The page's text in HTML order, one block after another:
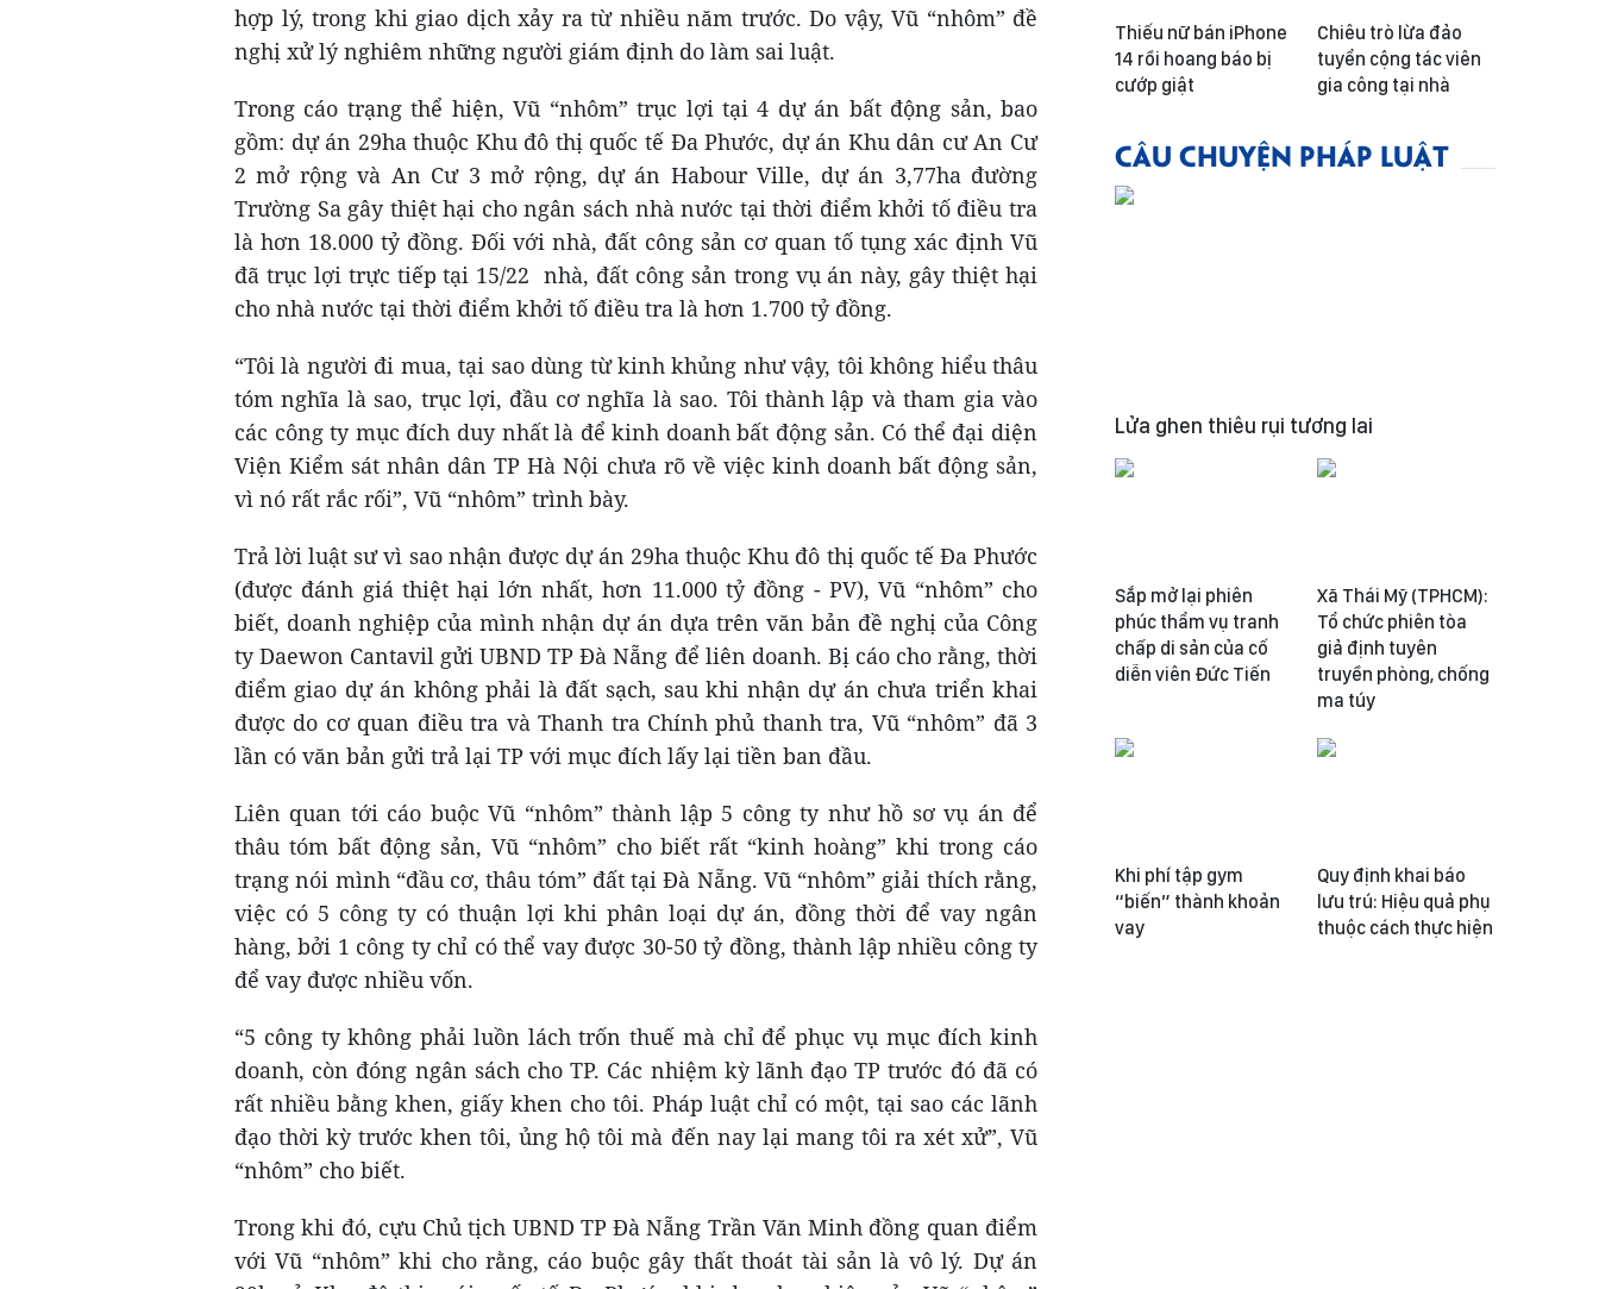
hợp lý, trong khi giao dịch xảy ra từ nhiều năm trước. Do vậy, Vũ “nhôm” đề
nghị xử lý nghiêm những người giám định do làm sai luật.
Trong cáo trạng thể hiện, Vũ “nhôm” trục lợi tại 4 dự án bất động sản, bao
gồm: dự án 29ha thuộc Khu đô thị quốc tế Đa Phước, dự án Khu dân cư An Cư
2 mở rộng và An Cư 3 mở rộng, dự án Habour Ville, dự án 3,77ha đường
Trường Sa gây thiệt hại cho ngân sách nhà nước tại thời điểm khởi tố điều tra
là hơn 18.000 tỷ đồng. Đối với nhà, đất công sản cơ quan tố tụng xác định Vũ
đã trục lợi trực tiếp tại 15/22 nhà, đất công sản trong vụ án này, gây thiệt hại
cho nhà nước tại thời điểm khởi tố điều tra là hơn 1.700 tỷ đồng.
“Tôi là người đi mua, tại sao dùng từ kinh khủng như vậy, tôi không hiểu thâu
tóm nghĩa là sao, trục lợi, đầu cơ nghĩa là sao. Tôi thành lập và tham gia vào
các công ty mục đích duy nhất là để kinh doanh bất động sản. Có thể đại diện
Viện Kiểm sát nhân dân TP Hà Nội chưa rõ về việc kinh doanh bất động sản,
vì nó rất rắc rối”, Vũ “nhôm” trình bày.
Trả lời luật sư vì sao nhận được dự án 29ha thuộc Khu đô thị quốc tế Đa Phước
(được đánh giá thiệt hại lớn nhất, hơn 11.000 tỷ đồng - PV), Vũ “nhôm” cho
biết, doanh nghiệp của mình nhận dự án dựa trên văn bản đề nghị của Công
ty Daewon Cantavil gửi UBND TP Đà Nẵng để liên doanh. Bị cáo cho rằng, thời
điểm giao dự án không phải là đất sạch, sau khi nhận dự án chưa triển khai
được do cơ quan điều tra và Thanh tra Chính phủ thanh tra, Vũ “nhôm” đã 3
lần có văn bản gửi trả lại TP với mục đích lấy lại tiền ban đầu.
Liên quan tới cáo buộc Vũ “nhôm” thành lập 5 công ty như hồ sơ vụ án để
thâu tóm bất động sản, Vũ “nhôm” cho biết rất “kinh hoàng” khi trong cáo
trạng nói mình “đầu cơ, thâu tóm” đất tại Đà Nẵng. Vũ “nhôm” giải thích rằng,
việc có 5 công ty có thuận lợi khi phân loại dự án, đồng thời để vay ngân
hàng, bởi 1 công ty chỉ có thể vay được 30-50 tỷ đồng, thành lập nhiều công ty
để vay được nhiều vốn.
“5 công ty không phải luồn lách trốn thuế mà chỉ để phục vụ mục đích kinh
doanh, còn đóng ngân sách cho TP. Các nhiệm kỳ lãnh đạo TP trước đó đã có
rất nhiều bằng khen, giấy khen cho tôi. Pháp luật chỉ có một, tại sao các lãnh
đạo thời kỳ trước khen tôi, ủng hộ tôi mà đến nay lại mang tôi ra xét xử”, Vũ
“nhôm” cho biết.
Trong khi đó, cựu Chủ tịch UBND TP Đà Nẵng Trần Văn Minh đồng quan điểm
với Vũ “nhôm” khi cho rằng, cáo buộc gây thất thoát tài sản là vô lý. Dự án
Thiếu nữ bán iPhone
14 rồi hoang báo bị
cướp giật
Chiêu trò lừa đảo
tuyển cộng tác viên
gia công tại nhà
CÂU CHUYỆN PHÁP LUẬT
Lửa ghen thiêu rụi tương lai
Sắp mở lại phiên
phúc thẩm vụ tranh
chấp di sản của cố
diễn viên Đức Tiến
Xã Thái Mỹ (TPHCM):
Tổ chức phiên tòa
giả định tuyên
truyền phòng, chống
ma túy
Khi phí tập gym
“biến” thành khoản
vay
Quy định khai báo
lưu trú: Hiệu quả phụ
thuộc cách thực hiện